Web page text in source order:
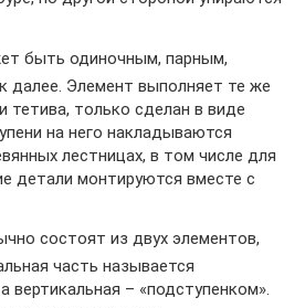
быть одиночным, парным,
далее. Элемент выполняет те же
тетива, только сделан в виде
на него накладываются
лестницах, в том числе для
детали монтируются вместе с
состоят из двух элементов,
часть называется
вертикальная – «подступенком».